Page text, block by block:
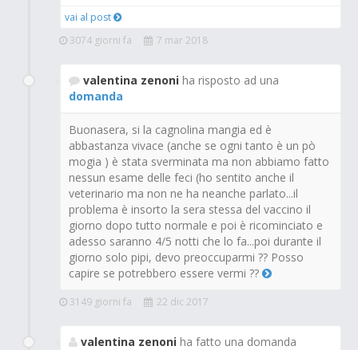
vai al post
3074 giorni fa
7 mar 2018
valentina zenoni ha risposto ad una
domanda
Buonasera, si la cagnolina mangia ed è
abbastanza vivace (anche se ogni tanto è un pò
mogia ) è stata sverminata ma non abbiamo fatto
nessun esame delle feci (ho sentito anche il
veterinario ma non ne ha neanche parlato...il
problema è insorto la sera stessa del vaccino il
giorno dopo tutto normale e poi è ricominciato e
adesso saranno 4/5 notti che lo fa...poi durante il
giorno solo pipi, devo preoccuparmi ?? Posso
capire se potrebbero essere vermi ??
3149 giorni fa 22 dic 2017
valentina zenoni ha fatto una domanda